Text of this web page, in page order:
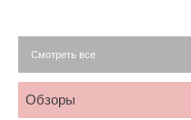
Смотреть все
Обзоры